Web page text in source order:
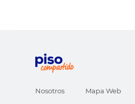
Nosotros Mapa Web